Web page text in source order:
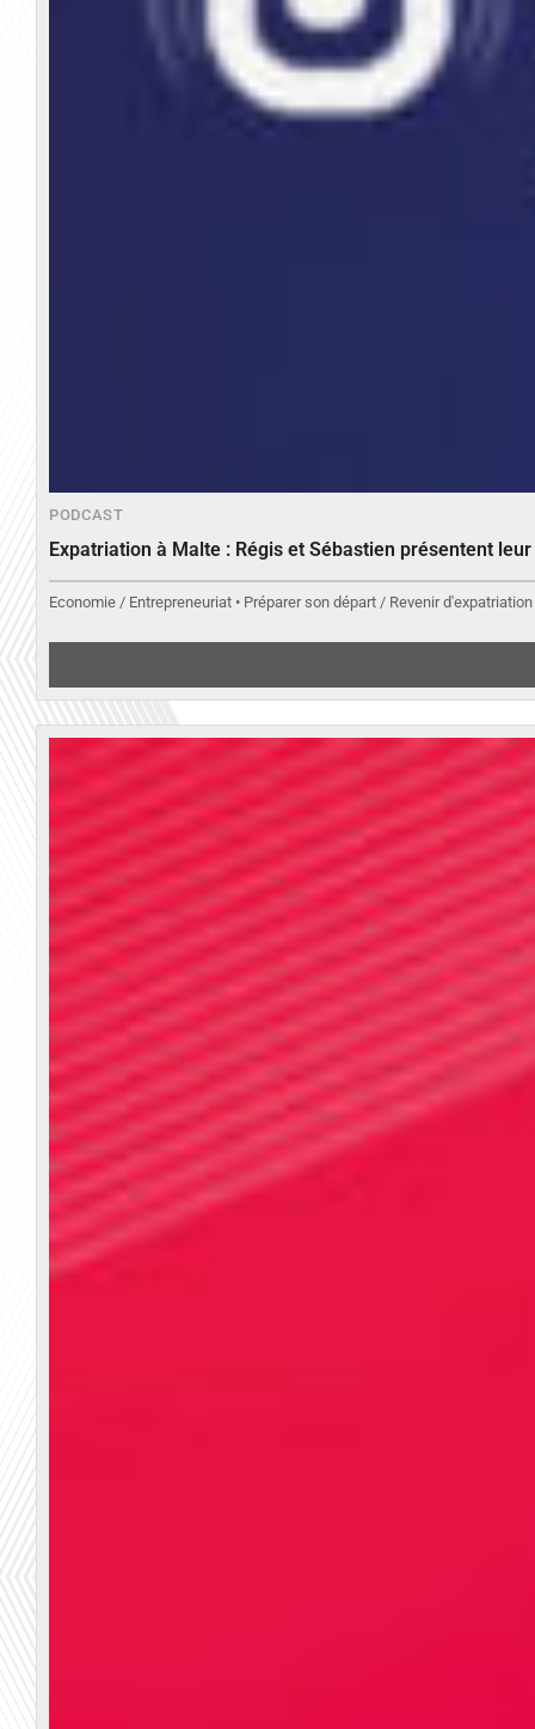
PODCAST
Expatriation à Malte : Régis et Sébastien présentent
Economie / Entrepreneuriat • Préparer son départ / Revenir d'expatriation